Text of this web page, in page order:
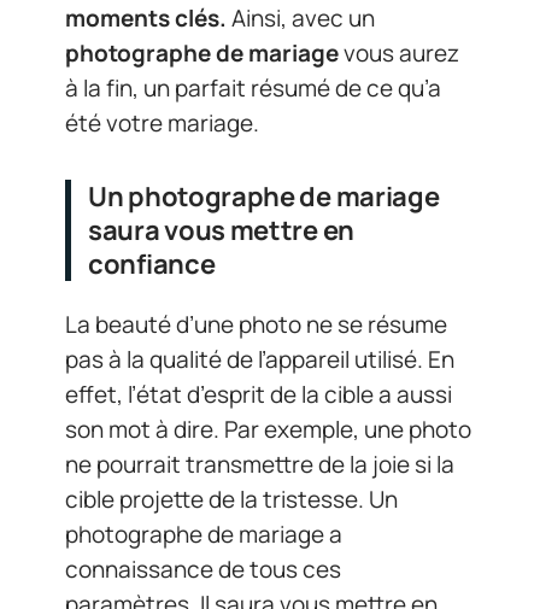
moments clés. Ainsi, avec un
photographe de mariagevous aurez
à la fin, un parfait résumé de ce qu’a
été votre mariage.
Un photographe de mariage
saura vous mettre en
confiance
La beauté d’une photo ne se résume
pas à la qualité de l’appareil utilisé. En
effet, l’état d’esprit de la cible a aussi
son mot à dire. Par exemple, une photo
ne pourrait transmettre de la joie si la
cible projette de la tristesse. Un
photographe de mariage a
connaissance de tous ces